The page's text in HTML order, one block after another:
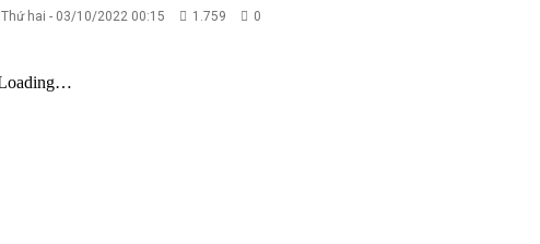
Thứ hai - 03/10/2022 00:15 1.759 0